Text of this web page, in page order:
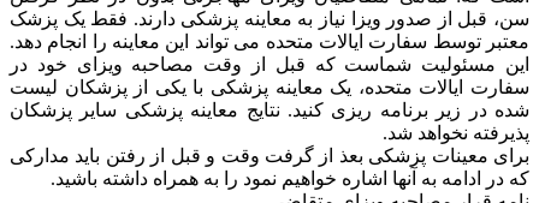
سن، قبل از صدور ویزا نیاز به معاینه پزشکی دارند. فقط یک پزشک
معتبر توسط سفارت ایالات متحده می تواند این معاینه را انجام دهد.
این مسئولیت شماست که قبل از وقت مصاحبه ویزای خود در
سفارت ایالات متحده، یک معاینه پزشکی با یکی از پزشکان لیست
شده در زیر برنامه ریزی کنید. نتایج معاینه پزشکی سایر پزشکان
پذیرفته نخواهد شد.
برای معینات پزشکی بعذ از گرفت وقت و قبل از رفتن باید مدارکی
که در ادامه به آنها اشاره خواهیم نمود را به همراه داشته باشید.